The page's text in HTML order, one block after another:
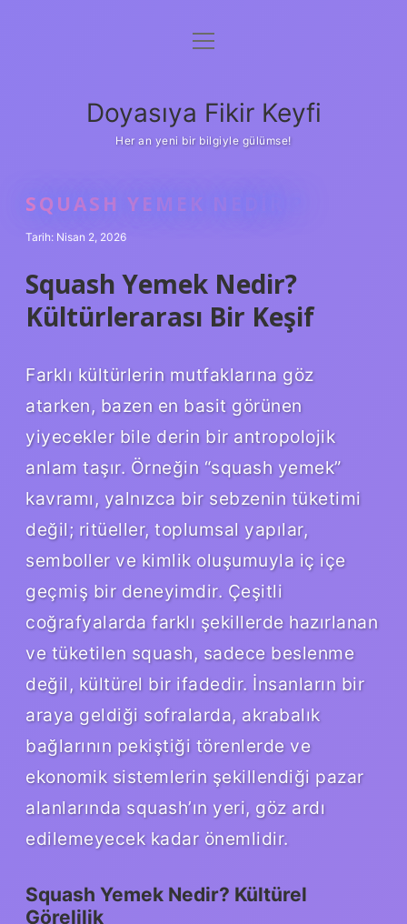
Anasayfa
Yasal Uyarı
menüyü
Doyasıya Fikir Keyfi
Her an yeni bir bilgiyle gülümse!
SQUASH YEMEK NEDIR ?
Tarih: Nisan 2, 2026
Squash Yemek Nedir?
Kültürlerarası Bir Keşif
Farklı kültürlerin mutfaklarına göz
atarken, bazen en basit görünen
yiyecekler bile derin bir antropolojik
anlam taşır. Örneğin “squash yemek”
kavramı, yalnızca bir sebzenin tüketimi
değil; ritüeller, toplumsal yapılar,
semboller ve kimlik oluşumuyla iç içe
geçmiş bir deneyimdir. Çeşitli
coğrafyalarda farklı şekillerde hazırlanan
ve tüketilen squash, sadece beslenme
değil, kültürel bir ifadedir. İnsanların bir
araya geldiği sofralarda, akrabalık
bağlarının pekiştiği törenlerde ve
ekonomik sistemlerin şekillendiği pazar
alanlarında squash’ın yeri, göz ardı
edilemeyecek kadar önemlidir.
Squash Yemek Nedir? Kültürel
Görelilik